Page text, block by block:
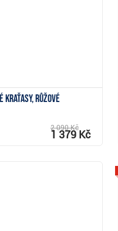
kraťasy, růžové
2 090 Kč
1 379 Kč